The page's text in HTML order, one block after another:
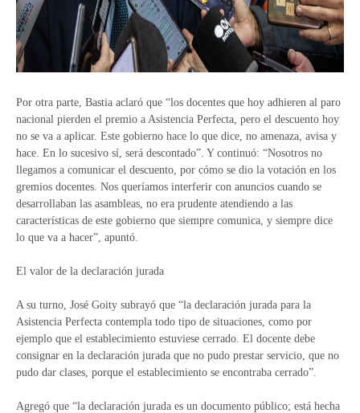
Por otra parte, Bastia aclaró que “los docentes que hoy adhieren al paro
nacional pierden el premio a Asistencia Perfecta, pero el descuento hoy
no se va a aplicar. Este gobierno hace lo que dice, no amenaza, avisa y
hace. En lo sucesivo sí, será descontado”. Y continuó: “Nosotros no
llegamos a comunicar el descuento, por cómo se dio la votación en los
gremios docentes. Nos queríamos interferir con anuncios cuando se
desarrollaban las asambleas, no era prudente atendiendo a las
características de este gobierno que siempre comunica, y siempre dice
lo que va a hacer”, apuntó.
El valor de la declaración jurada
A su turno, José Goity subrayó que “la declaración jurada para la
Asistencia Perfecta contempla todo tipo de situaciones, como por
ejemplo que el establecimiento estuviese cerrado. El docente debe
consignar en la declaración jurada que no pudo prestar servicio, que no
pudo dar clases, porque el establecimiento se encontraba cerrado”.
Agregó que “la declaración jurada es un documento público; está hecha